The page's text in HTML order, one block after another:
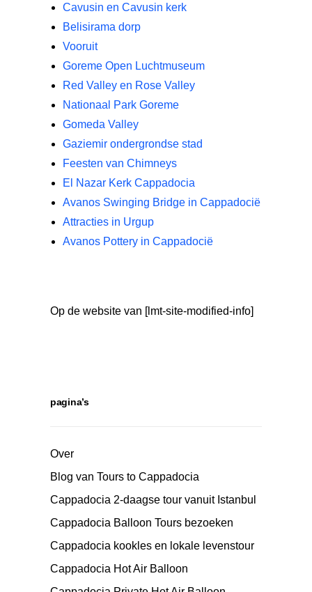
Cavusin en Cavusin kerk
Belisirama dorp
Vooruit
Goreme Open Luchtmuseum
Red Valley en Rose Valley
Nationaal Park Goreme
Gomeda Valley
Gaziemir ondergrondse stad
Feesten van Chimneys
El Nazar Kerk Cappadocia
Avanos Swinging Bridge in Cappadocië
Attracties in Urgup
Avanos Pottery in Cappadocië
Op de website van [lmt-site-modified-info]
pagina’s
Over
Blog van Tours to Cappadocia
Cappadocia 2-daagse tour vanuit Istanbul
Cappadocia Balloon Tours bezoeken
Cappadocia kookles en lokale levenstour
Cappadocia Hot Air Balloon